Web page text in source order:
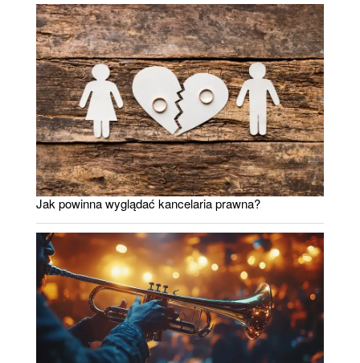
Jak powinna wyglądać kancelaria prawna?